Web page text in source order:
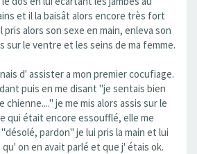
et il la baisât alors encore très fort
alors son sexe en main, enleva son
sur le ventre et les seins de ma femme.
d' assister a mon premier cocufiage.
puis en me disant "je sentais bien
je me mis alors assis sur le
qui était encore essoufflé, elle me
pardon" je lui pris la main et lui
on en avait parlé et que j' étais ok.